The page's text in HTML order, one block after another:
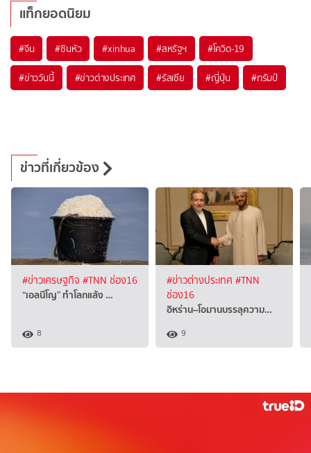
แท็กยอดนิยม
#จีน #ซินหัว #xinhua #สหรัฐฯ #โควิด-19
#ข่าววันนี้ #ข่าวต่างประเทศ #รัสเซีย #ญี่ปุ่น #ทรัมป์
ข่าวที่เกี่ยวข้อง
#ข่าวเศรษฐกิจ #TNN ช่อง16
“เอลนีโญ” ทำโลกแล้ง …
8
#ข่าวต่างประเทศ #TNN
ช่อง16
อิหร่าน–โอมานบรรลุความ…
9